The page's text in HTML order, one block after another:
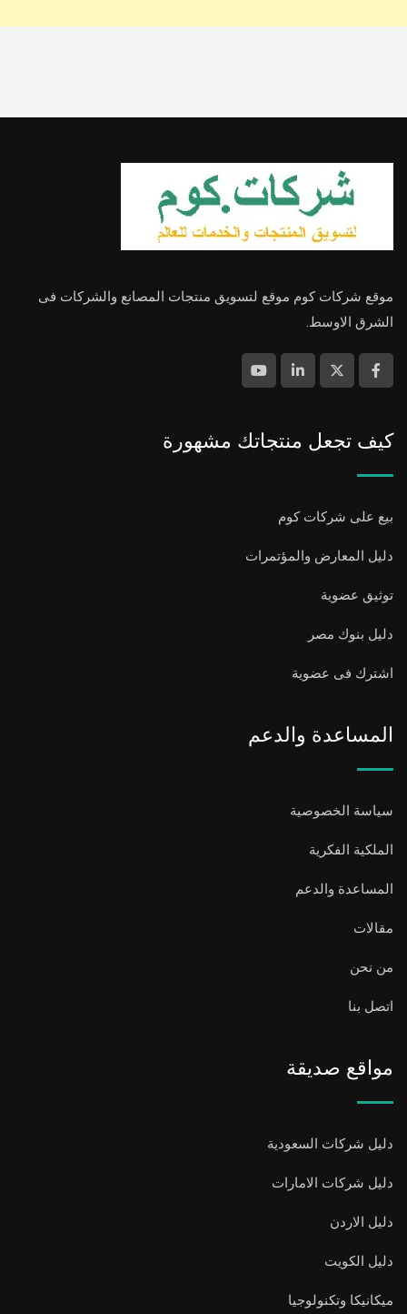
موقع شركات كوم موقع لتسويق منتجات المصانع والشركات فى
الشرق الاوسط.
كيف تجعل منتجاتك مشهورة
بيع على شركات كوم
دليل المعارض والمؤتمرات
توثيق عضوية
دليل بنوك مصر
اشترك فى عضوية
المساعدة والدعم
سياسة الخصوصية
الملكية الفكرية
المساعدة والدعم
مقالات
من نحن
اتصل بنا
مواقع صديقة
دليل شركات السعودية
دليل شركات الامارات
دليل الاردن
دليل الكويت
ميكانيكا وتكنولوجيا